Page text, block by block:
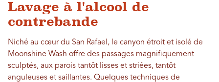
Lavage à l'alcool de
contrebande
Niché au cœur du San Rafael, le canyon étroit et isolé de
Moonshine Wash offre des passages magnifiquement
sculptés, aux parois tantôt lisses et striées, tantôt
anguleuses et saillantes. Quelques techniques de